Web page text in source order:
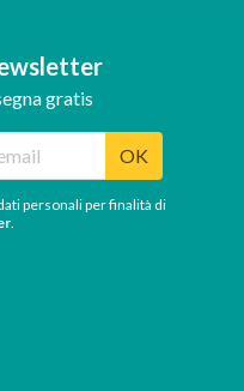
gratis
OK
personali per finalità di